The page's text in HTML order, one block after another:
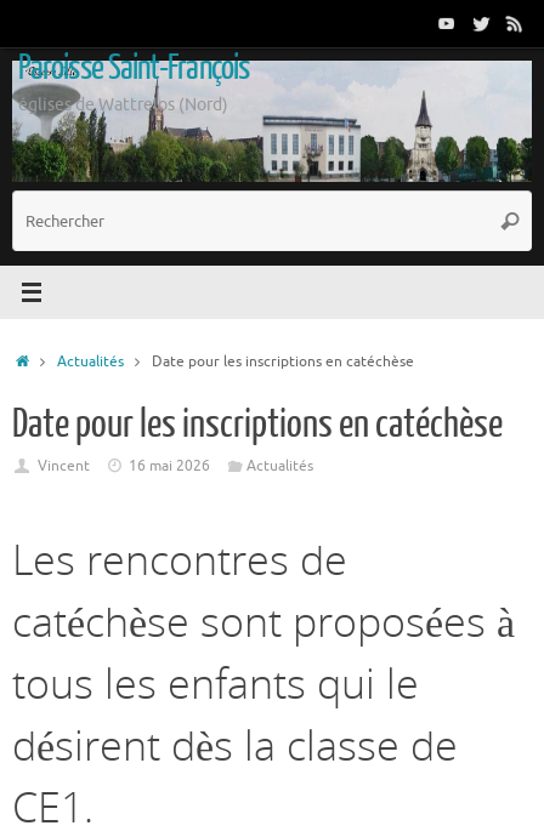
contenu
Paroisse Saint-François
églises de Wattrelos (Nord)
:
Accueil
Actualités Date pour les inscriptions en catéchèse
Date pour les inscriptions en catéchèse
Vincent 16 mai 2026 Actualités
Les rencontres de
catéchèse sont proposées à
tous les enfants qui le
désirent dès la classe de
CE1.